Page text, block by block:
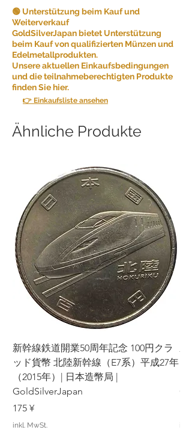
🟢 Unterstützung beim Kauf und
Weiterverkauf
GoldSilverJapan bietet Unterstützung
beim Kauf von qualifizierten Münzen und
Edelmetallprodukten.
Unsere aktuellen Einkaufsbedingungen
und die teilnahmeberechtigten Produkte
finden Sie hier.
👉 Einkaufsliste ansehen
Ähnliche Produkte
新幹線鉄道開業50周年記念 100円クラ
ッド貨幣 北陸新幹線（E7系）平成27年
（2015年）| 日本造幣局 |
GoldSilverJapan
Preis
175 ¥
inkl. MwSt.